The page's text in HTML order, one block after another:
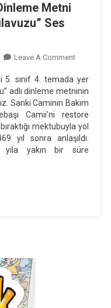
Metni
Ses
Leave A CommentOn
5.
Sınıf
4.
Tema
Dinleme
Metni
5. sınıf 4. temada yer
adlı dinleme metninin
Sanki Caminin Bakım
Camii’ni restore
mektubuyla yol
yıl sonra anlaşıldı.
yıla yakın bir süre